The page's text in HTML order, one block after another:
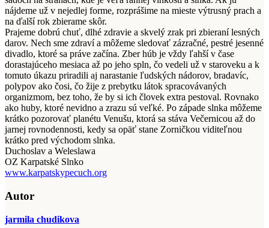
nájdeme už v nejedlej forme, rozprášime na mieste výtrusný prach a
na ďalší rok zbierame skôr.
Prajeme dobrú chuť, dlhé zdravie a skvelý zrak pri zbieraní lesných
darov. Nech sme zdraví a môžeme sledovať zázračné, pestré jesenné
divadlo, ktoré sa práve začína. Zber húb je vždy ľahší v čase
dorastajúceho mesiaca až po jeho spln, čo vedeli už v staroveku a k
tomuto úkazu priradili aj narastanie ľudských nádorov, bradavíc,
polypov ako čosi, čo žije z prebytku látok spracovávaných
organizmom, bez toho, že by si ich človek extra pestoval. Rovnako
ako huby, ktoré nevidno a zrazu sú veľké. Po západe slnka môžeme
krátko pozorovať planétu Venušu, ktorá sa stáva Večernicou až do
jarnej rovnodennosti, kedy sa opäť stane Zorničkou viditeľnou
krátko pred východom slnka.
Duchoslav a Weleslawa
OZ Karpatské Slnko
www.karpatskypecuch.org
Autor
jarmila chudikova